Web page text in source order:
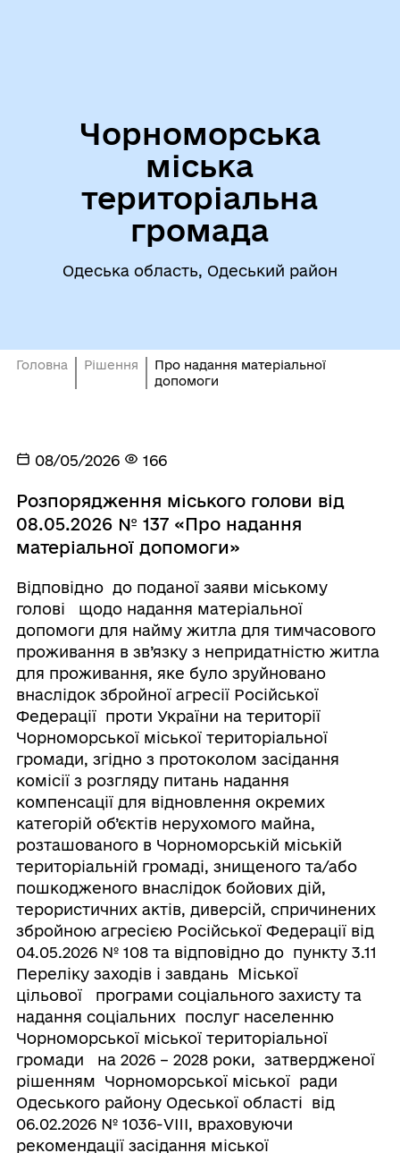
Чорноморська
міська
територіальна
громада
Одеська область, Одеський район
Головна Рішення
Про надання матеріальної
допомоги
08/05/2026 166
Розпорядження міського голови від
08.05.2026 № 137 «Про надання
матеріальної допомоги»
Відповідно до поданої заяви міському
голові щодо надання матеріальної
допомоги для найму житла для тимчасового
проживання в зв’язку з непридатністю житла
для проживання, яке було зруйновано
внаслідок збройної агресії Російської
Федерації проти України на території
Чорноморської міської територіальної
громади, згідно з протоколом засідання
комісії з розгляду питань надання
компенсації для відновлення окремих
категорій об’єктів нерухомого майна,
розташованого в Чорноморській міській
територіальній громаді, знищеного та/або
пошкодженого внаслідок бойових дій,
терористичних актів, диверсій, спричинених
збройною агресією Російської Федерації від
04.05.2026 № 108 та відповідно до пункту 3.11
Переліку заходів і завдань Міської
цільової програми соціального захисту та
надання соціальних послуг населенню
Чорноморської міської територіальної
громади на 2026 – 2028 роки, затвердженої
рішенням Чорноморської міської ради
Одеського району Одеської області від
06.02.2026 № 1036-VIII, враховуючи
рекомендації засідання міської